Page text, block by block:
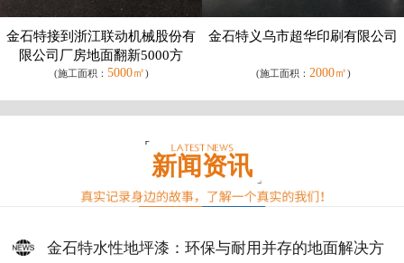
金石特接到浙江联动机械股份有
限公司厂房地面翻新5000方
(施工面积： 5000㎡)
金石特义乌市超华印刷有限公司
(施工面积： 2000㎡)
新闻资讯
金石特水性地坪漆：环保与耐用并存的地面解决方